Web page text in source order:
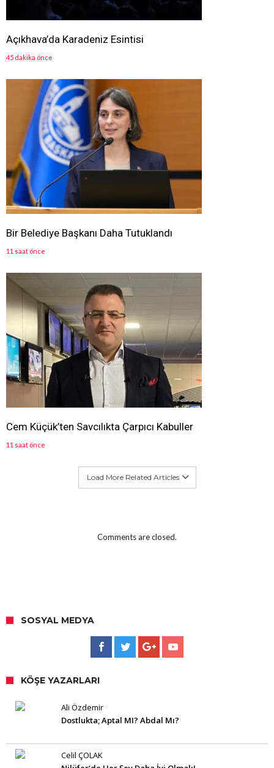
Açıkhava’da Karadeniz Esintisi
45 dakika önce
Bir Belediye Başkanı Daha Tutuklandı
11 saat önce
Cem Küçük’ten Savcılıkta Çarpıcı Kabuller
11 saat önce
Load More Related Articles
Comments are closed.
SOSYAL MEDYA
KÖŞE YAZARLARI
Ali Özdemir
Dostlukta; Aptal MI? Abdal Mı?
Celil ÇOLAK